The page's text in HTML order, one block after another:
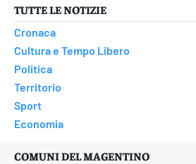
TUTTE LE NOTIZIE
Cronaca
Cultura e Tempo Libero
Politica
Territorio
Sport
Economia
COMUNI DEL MAGENTINO